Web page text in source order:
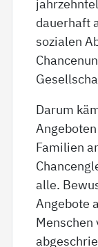
dauerhaft
sozialen
Darum
Familien
alle.
Angebote
Menschen